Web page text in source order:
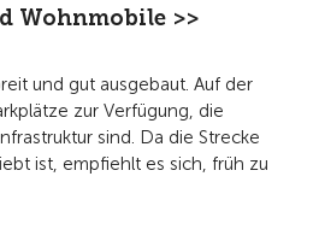
Wohnmobile >>
und gut ausgebaut. Auf der
zur Verfügung, die
sind. Da die Strecke
ist, empfiehlt es sich, früh zu